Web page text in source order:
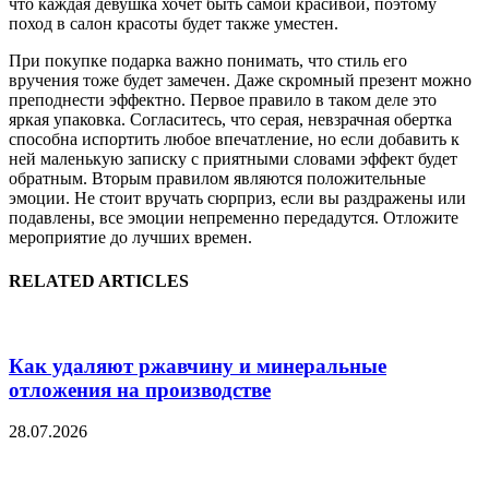
что каждая девушка хочет быть самой красивой, поэтому
поход в салон красоты будет также уместен.
При покупке подарка важно понимать, что стиль его
вручения тоже будет замечен. Даже скромный презент можно
преподнести эффектно. Первое правило в таком деле это
яркая упаковка. Согласитесь, что серая, невзрачная обертка
способна испортить любое впечатление, но если добавить к
ней маленькую записку с приятными словами эффект будет
обратным. Вторым правилом являются положительные
эмоции. Не стоит вручать сюрприз, если вы раздражены или
подавлены, все эмоции непременно передадутся. Отложите
мероприятие до лучших времен.
RELATED ARTICLES
Как удаляют ржавчину и минеральные
отложения на производстве
28.07.2026